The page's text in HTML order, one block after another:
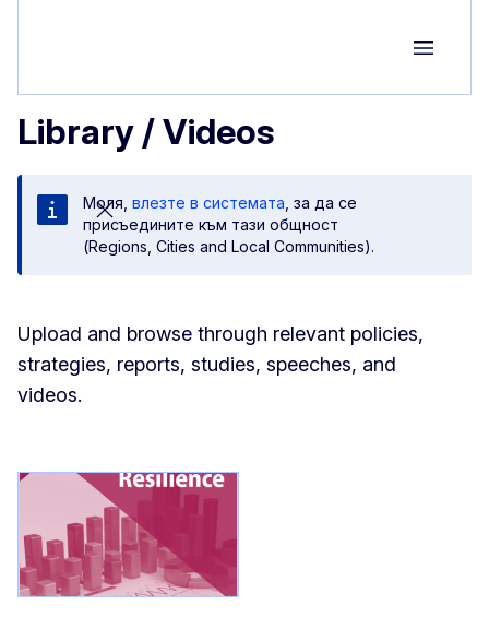
Group
Library / Videos
Моля, влезте в системата , за да се
присъедините към тази общност
(Regions, Cities and Local Communities).
​​​​​​Upload and browse through relevant policies,
strategies, reports, studies, speeches, and
videos.